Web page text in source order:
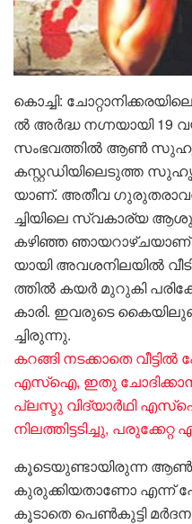
കൊ​ച്ചി:
ൽ അർദ്ധ ന​ഗ്നയായി 19
സം​ഭ​വ​ത്തി​ൽ ആ​ൺ
ക​സ്റ്റ​ഡി​യി​ലെ​ടു​ത്ത
യാ​ണ്. അ​തീ​വ
ച്ചി​യി​ലെ സ്വ​കാ​ര്യ
കഴിഞ്ഞ
യാ​യി അ​വ​ശ​നി​ല​യി​ൽ
ത്തി​ൽ ക​യ​ർ മു​റു​കി
കാരി. ഇ​വ​രു​ടെ
ച്ചി​രു​ന്നു.
കറങ്ങി നടക്കാതെ
എസ്ഐ, ഇതു ചോദിക്കാൻ
പ്ലസ്ടു വിദ്യാർഥി
നിലത്തിട്ടടിച്ചു,
കൂടെയുണ്ടായിരുന്ന
കു​രു​ക്കി​യ​താ​ണോ എ​ന്ന്
കൂടാതെ പെ​ൺ​കു​ട്ടി